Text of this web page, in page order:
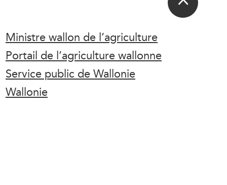
Ministre wallon de l’agriculture
Portail de l’agriculture wallonne
Service public de Wallonie
Wallonie